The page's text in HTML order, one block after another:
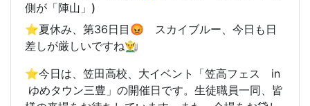
側が「陣山」)
⭐️夏休み、第36日目😡 スカイブルー、今日も日
差しが厳しいですね👨‍🌾
⭐️今日は、笠田高校、大イベント「笠高フェス in
ゆめタウン三豊」の開催日です。生徒職員一同、皆